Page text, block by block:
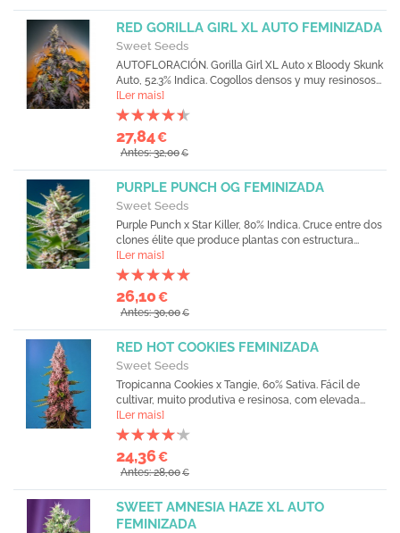
RED GORILLA GIRL XL AUTO FEMINIZADA
Sweet Seeds
AUTOFLORACIÓN. Gorilla Girl XL Auto x Bloody Skunk
Auto, 52.3% Indica. Cogollos densos y muy resinosos...
[Ler mais]
27,84€
Antes: 32,00€
PURPLE PUNCH OG FEMINIZADA
Sweet Seeds
Purple Punch x Star Killer, 80% Indica. Cruce entre dos
clones élite que produce plantas con estructura...
[Ler mais]
26,10€
Antes: 30,00€
RED HOT COOKIES FEMINIZADA
Sweet Seeds
Tropicanna Cookies x Tangie, 60% Sativa. Fácil de
cultivar, muito produtiva e resinosa, com elevada...
[Ler mais]
24,36€
Antes: 28,00€
SWEET AMNESIA HAZE XL AUTO
FEMINIZADA